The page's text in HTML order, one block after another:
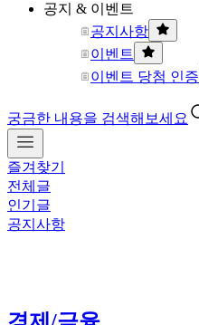
공지 & 이벤트
공지사항
이벤트
이벤트 당첨 인증
궁금한 내용을 검색해보세요
즐겨찾기
전체글
인기글
공지사항